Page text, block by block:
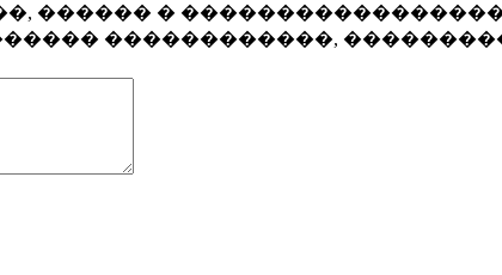
������ �
������������,